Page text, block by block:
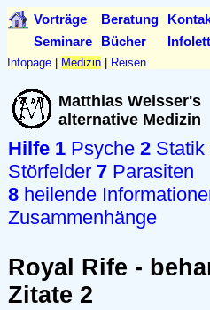
Vorträge Beratung
Seminare Bücher
Infopage Medizin Reisen
Matthias Weisser's
alternative Medizin
Hilfe 1 Psyche 2 Statik
Störfelder 7 Parasiten
8 heilende
Zusammenhänge
Royal Rife -
Zitate 2